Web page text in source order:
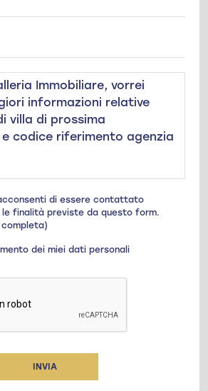
di essere contattato
le finalità previste da questo form.
completa)
dei miei dati personali
INVIA